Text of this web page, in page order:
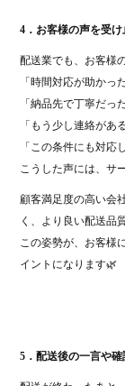
4．お客様の声を受
配送業でも、お客様
「時間対応が助かった
「納品先で丁寧だった
「もう少し連絡があ
「この条件にも対応
こうした声には、サ
顧客満足度の高い会
く、より良い配送品
この姿勢が、お客様
イントになります🌿
5．配送後の一言や